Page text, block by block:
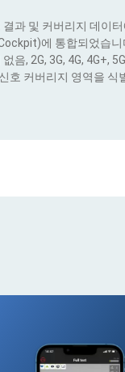
과 및 커버리지 데이
에 통합되었습
음, 2G, 3G, 4G, 4G+,
호 커버리지 영역을 식